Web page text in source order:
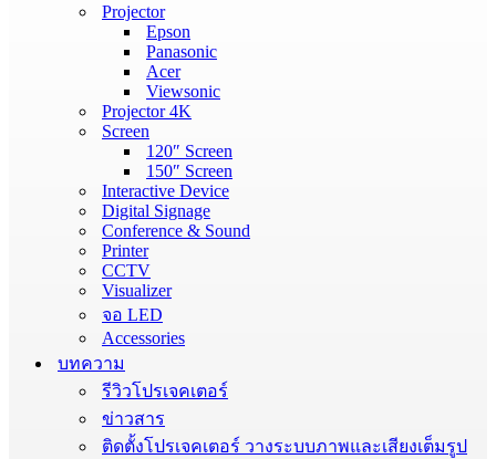
Projector
Epson
Panasonic
Acer
Viewsonic
Projector 4K
Screen
120″ Screen
150″ Screen
Interactive Device
Digital Signage
Conference & Sound
Printer
CCTV
Visualizer
จอ LED
Accessories
บทความ
รีวิวโปรเจคเตอร์
ข่าวสาร
ติดตั้งโปรเจคเตอร์ วางระบบภาพและเสียงเต็มรูป